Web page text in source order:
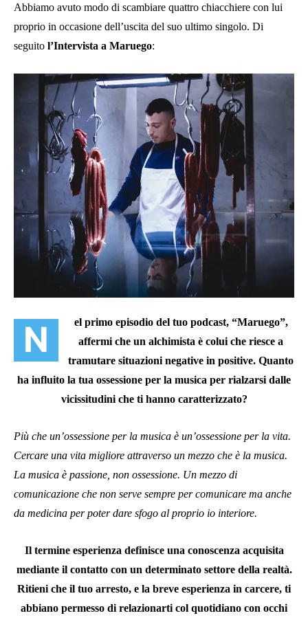
Abbiamo avuto modo di scambiare quattro chiacchiere con lui
proprio in occasione dell’uscita del suo ultimo singolo. Di
seguito l’Intervista a Maruego:
N
el primo episodio del tuo podcast, “Maruego”,
affermi che un alchimista è colui che riesce a
tramutare situazioni negative in positive. Quanto
ha influito la tua ossessione per la musica per rialzarsi dalle
vicissitudini che ti hanno caratterizzato?
Più che un’ossessione per la musica è un’ossessione per la vita.
Cercare una vita migliore attraverso un mezzo che è la musica.
La musica è passione, non ossessione. Un mezzo di
comunicazione che non serve sempre per comunicare ma anche
da medicina per poter dare sfogo al proprio io interiore.
Il termine esperienza definisce una conoscenza acquisita
mediante il contatto con un determinato settore della realtà.
Ritieni che il tuo arresto, e la breve esperienza in carcere, ti
abbiano permesso di relazionarti col quotidiano con occhi